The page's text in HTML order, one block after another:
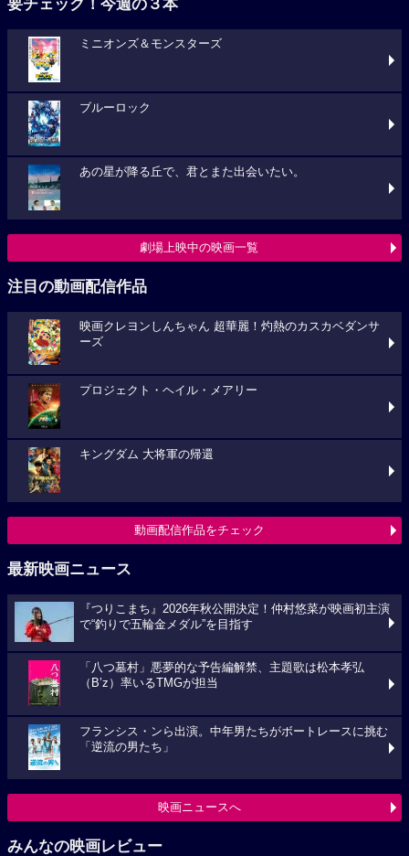
要チェック！今週の３本
ミニオンズ＆モンスターズ
ブルーロック
あの星が降る丘で、君とまた出会いたい。
劇場上映中の映画一覧
注目の動画配信作品
映画クレヨンしんちゃん 超華麗！灼熱のカスカベダンサ
ーズ
プロジェクト・ヘイル・メアリー
キングダム 大将軍の帰還
動画配信作品をチェック
最新映画ニュース
『つりこまち』2026年秋公開決定！仲村悠菜が映画初主演
で“釣りで五輪金メダル”を目指す
「八つ墓村」悪夢的な予告編解禁、主題歌は松本孝弘
（B’z）率いるTMGが担当
フランシス・ンら出演。中年男たちがボートレースに挑む
「逆流の男たち」
映画ニュースへ
みんなの映画レビュー